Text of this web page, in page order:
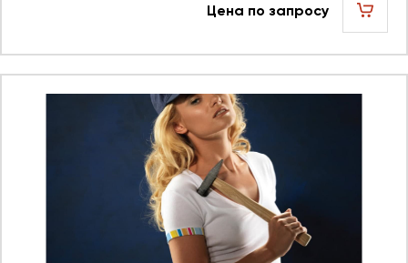
Цена по запросу